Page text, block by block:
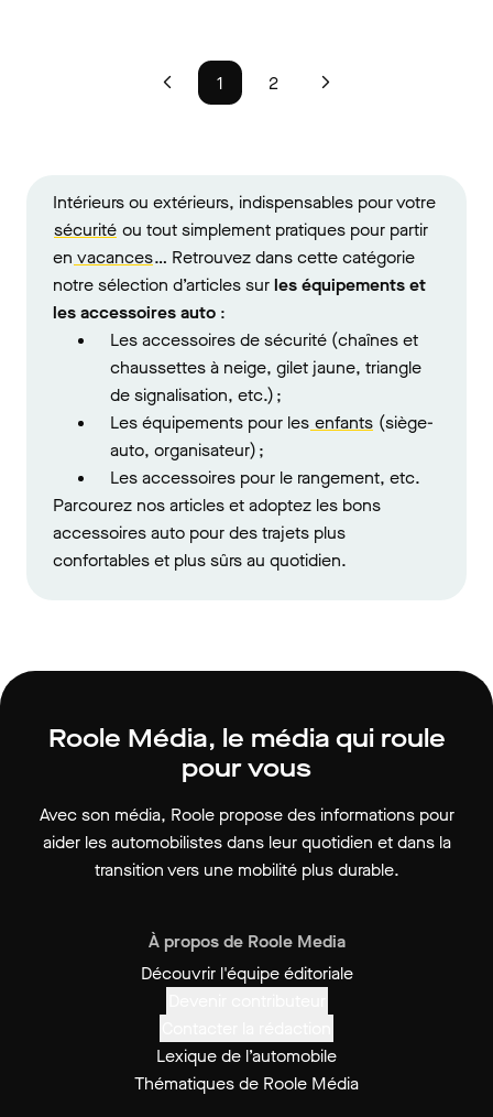
1 2
Intérieurs ou extérieurs, indispensables pour votre
sécurité ou tout simplement pratiques pour partir
en vacances… Retrouvez dans cette catégorie
notre sélection d’articles surles équipements et
les accessoires auto :
Les accessoires de sécurité (chaînes et
chaussettes à neige, gilet jaune, triangle
de signalisation, etc.) ;
Les équipements pour les enfants (siège-
auto, organisateur) ;
Les accessoires pour le rangement, etc.
Parcourez nos articles et adoptez les bons
accessoires auto pour des trajets plus
confortables et plus sûrs au quotidien.
Roole Média, le média qui roule
pour vous
Avec son média, Roole propose des informations pour
aider les automobilistes dans leur quotidien et dans la
transition vers une mobilité plus durable.
À propos de Roole Media
Découvrir l'équipe éditoriale
Lexique de l’automobile
Thématiques de Roole Média